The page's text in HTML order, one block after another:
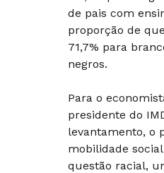
de pais com
proporção de
71,7% para
negros.
Para o
presidente do
levantamento, o
mobilidade
questão racial,